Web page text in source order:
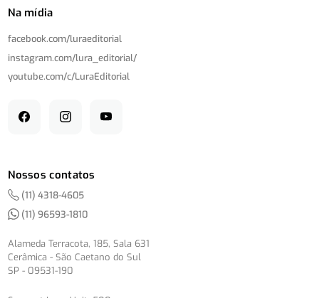
Na mídia
facebook.com/luraeditorial
instagram.com/lura_editorial/
youtube.com/c/LuraEditorial
Nossos contatos
(11) 4318-4605
(11) 96593-1810
Alameda Terracota, 185, Sala 631
Cerâmica - São Caetano do Sul
SP - 09531-190